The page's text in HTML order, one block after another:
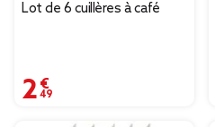
Lot de 6 cuillères à café
2,49 €